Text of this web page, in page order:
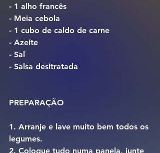
- 1 alho francês
- Meia cebola
- 1 cubo de caldo de carne
- Azeite
- Sal
- Salsa desitratada
PREPARAÇÃO
1. Arranje e lave muito bem todos os
legumes.
2. Coloque tudo numa panela, junte